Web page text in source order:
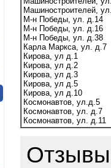
Машиностроителей,
М-н Победы, ул. д.14
М-н Победы, ул. д.16
М-н Победы, ул. д.38
Карла Маркса, ул. д.7
Кирова, ул д.1
Кирова, ул д.2
Кирова, ул д.3
Кирова, ул д.5
Кирова, ул д.10
Космонавтов, ул.д.5
Космонавтов, ул. д.7
Космонавтов, ул. д.11
Отзывы